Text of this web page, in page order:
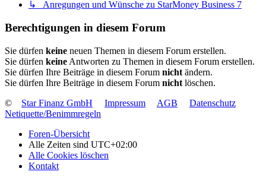
↳ Anregungen und Wünsche zu StarMoney Business 7
Berechtigungen in diesem Forum
Sie dürfen keine neuen Themen in diesem Forum erstellen.
Sie dürfen keine Antworten zu Themen in diesem Forum erstellen.
Sie dürfen Ihre Beiträge in diesem Forum nicht ändern.
Sie dürfen Ihre Beiträge in diesem Forum nicht löschen.
©
Star Finanz GmbH Impressum AGB
Datenschutz
Netiquette/Benimmregeln
Foren-Übersicht
Alle Zeiten sind UTC+02:00
Alle Cookies löschen
Kontakt